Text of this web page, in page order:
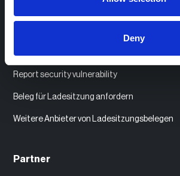
Deny
API Dokumentation
Report security vulnerability
Beleg für Ladesitzung anfordern
Weitere Anbieter von Ladesitzungsbelegen
Partner